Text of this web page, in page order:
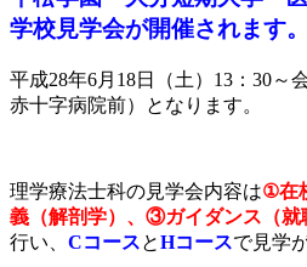
学校見学会が開催されます。
平成28年6月18日（土）13：30～
赤十字病院前）となります。
理学療法士科の見学会内容は①在
義（解剖学）、③ガイダンス（就
行い、 CコースとHコースで見学